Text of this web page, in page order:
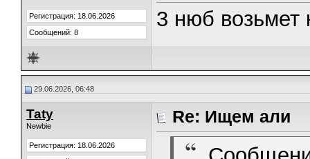
Регистрация: 18.06.2026
Сообщений: 8
3 нюб возьмет
29.06.2026, 06:48
Taty
Newbie
Регистрация: 18.06.2026
Re: Ищем али